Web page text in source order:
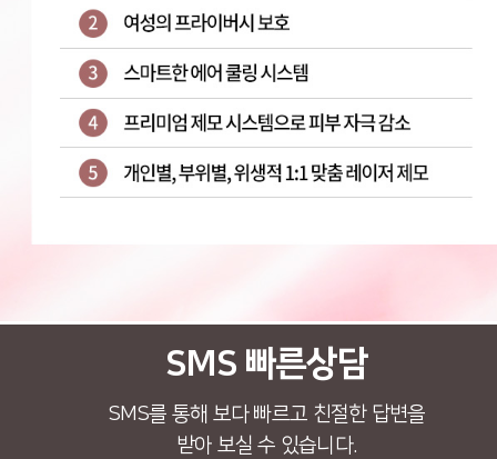
SMS 빠른상담
SMS를 통해 보다 빠르고 친절한 답변을
받아 보실 수 있습니다.